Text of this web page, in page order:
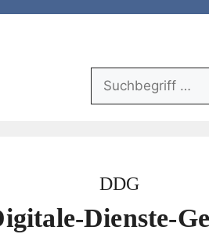
Suchfunktion:
DDG
Dienste-